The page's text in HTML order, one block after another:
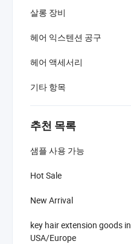
살롱 장비
헤어 익스텐션 공구
헤어 액세서리
기타 항목
추천 목록
샘플 사용 가능
Hot Sale
New Arrival
key hair extension goods in
USA/Europe